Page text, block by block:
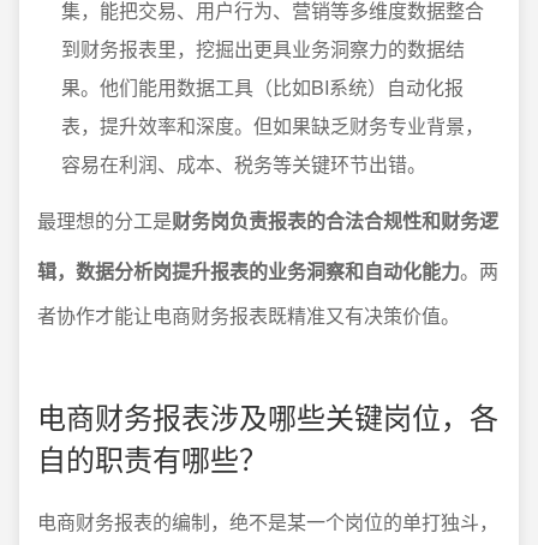
集，能把交易、用户行为、营销等多维度数据整合
到财务报表里，挖掘出更具业务洞察力的数据结
果。他们能用数据工具（比如BI系统）自动化报
表，提升效率和深度。但如果缺乏财务专业背景，
容易在利润、成本、税务等关键环节出错。
最理想的分工是财务岗负责报表的合法合规性和财务逻
辑，数据分析岗提升报表的业务洞察和自动化能力。两
者协作才能让电商财务报表既精准又有决策价值。
电商财务报表涉及哪些关键岗位，各
自的职责有哪些？
电商财务报表的编制，绝不是某一个岗位的单打独斗，